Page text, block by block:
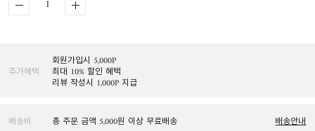
추가혜택
회원가입시 5,000P
최대 10% 할인 혜택
리뷰 작성시 1,000P 지급
배송비 총 주문 금액 5,000원 이상 무료배송 배송안내